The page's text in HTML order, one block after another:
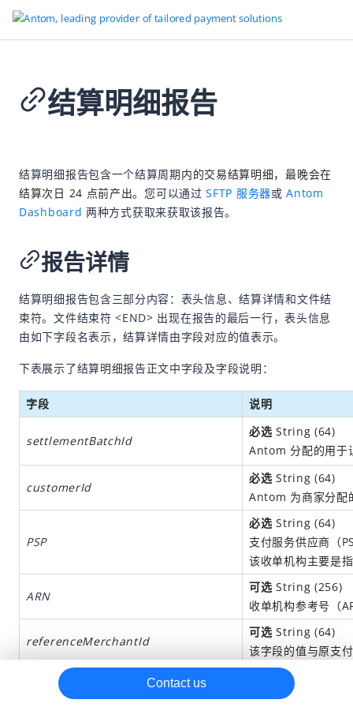
返回首页
概述
结算规则
对账指南与相关报告
开始对账
交易明细报告
结算明细报告
报告字段汇总
参考材料
结算明细报告
结算明细报告包含一个结算周期内的交易结算明细，最晚会在
结算次日 24 点前产出。您可以通过SFTP 服务器或Antom
Dashboard 两种方式获取来获取该报告。
报告详情
结算明细报告包含三部分内容：表头信息、结算详情和文件结
束符。文件结束符 <END> 出现在报告的最后一行，表头信息
由如下字段名表示，结算详情由字段对应的值表示。
下表展示了结算明细报告正文中字段及字段说明：
字段 说明
settlementBatchId
必选String (64)
Antom 分配的用于
customerId
必选String (64)
Antom 为商家分配
PSP
必选 String (64)
支付服务供应商（
该收单机构主要是
ARN
可选 String (256)
收单机构参考号（
referenceMerchantId
可选String (64)
该字段的值与原支
referenceStoreId
String (64)
该字段的值与原支
Contact us